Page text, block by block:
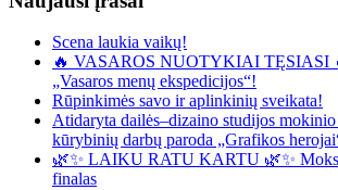
Scena laukia vaikų!
🔥 VASAROS NUOTYKIAI TĘSIASI
„Vasaros menų ekspedicijos“!
Rūpinkimės savo ir aplinkinių sveikata!
Atidaryta dailės–dizaino studijos
kūrybinių darbų paroda „Grafikos
🌿✨ LAIKU RATU KARTU 🌿✨
finalas